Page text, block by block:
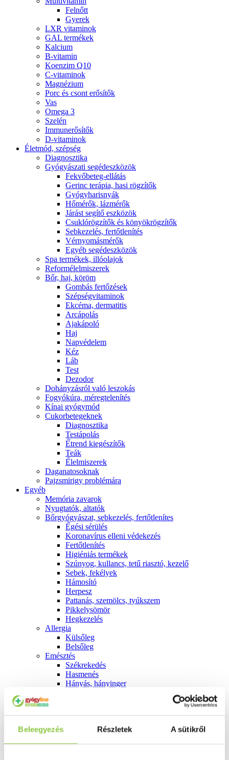
Beleegyezés Részletek A sütikről
Felnőtt
Gyerek
LXR vitaminok
GAL termékek
Kalcium
B-vitamin
Koenzim Q10
C-vitaminok
Magnézium
Porc és csont erősítők
Vas
Omega 3
Szelén
Immunerősítők
D-vitaminok
Életmód, szépség
Diagnosztika
Gyógyászati segédeszközök
Fekvőbeteg-ellátás
Gerinc terápia, hasi rögzítők
Gyógyharisnyák
Hőmérők, lázmérők
Járást segítő eszközök
Csuklórögzítők és könyökrögzítők
Sebkezelés, fertőtlenítés
Vérnyomásmérők
Egyéb segédeszközök
Spa termékek, illóolajok
Reformélelmiszerek
Bőr, haj, köröm
Gombás fertőzések
Szépségvitaminok
Ekcéma, dermatitis
Arcápolás
Ajakápoló
Haj
Napvédelem
Kéz
Láb
Test
Dezodor
Dohányzásról való leszokás
Fogyókúra, méregtelenítés
Kínai gyógymód
Cukorbetegeknek
Diagnosztika
Testápolás
É́trend kiegészítők
Teák
É́lelmiszerek
Daganatosoknak
Pajzsmirigy problémára
Egyéb
Memória zavarok
Nyugtatók, altatók
Bőrgyógyászat, sebkezelés, fertőtlenítes
É́gési sérülés
Koronavírus elleni védekezés
Fertőtlenítés
Higiéniás termékek
Szúnyog, kullancs, tetű riasztó, kezelő
Sebek, fekélyek
Hámosító
Herpesz
Pattanás, szemölcs, tyúkszem
Pikkelysömör
Hegkezelés
Allergia
Külsőleg
Belsőleg
Emésztés
Székrekedés
Hasmenés
Hányás, hányinger
Emésztést elősegítő